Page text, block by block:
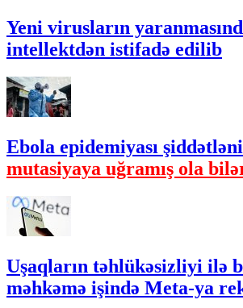
Yeni virusların
intellektdən istifadə edilib
Ebola epidemiyası
mutasiyaya uğramış ola
Uşaqların təhlükəsizliyi ilə
məhkəmə işində Meta-ya